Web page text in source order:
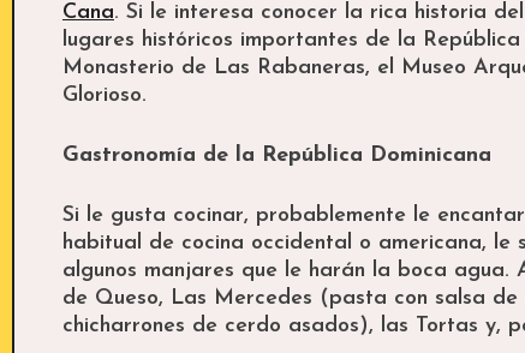
Cana. Si le interesa conocer la rica historia
lugares históricos importantes de la
Monasterio de Las Rabaneras, el Museo
Glorioso.
Gastronomía de la República Dominicana
Si le gusta cocinar, probablemente le
habitual de cocina occidental o americana,
algunos manjares que le harán la boca agua.
de Queso, Las Mercedes (pasta con salsa
chicharrones de cerdo asados), las Tortas y,